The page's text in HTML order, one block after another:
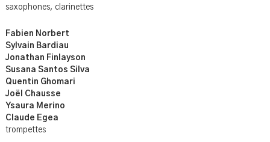
saxophones, clarinettes
Fabien Norbert
Sylvain Bardiau
Jonathan Finlayson
Susana Santos Silva
Quentin Ghomari
Joël Chausse
Ysaura Merino
Claude Egea
trompettes